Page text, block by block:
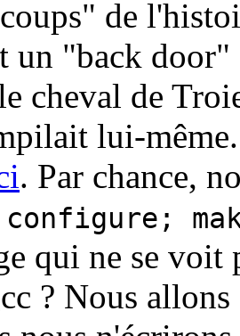
de
un "back
cheval de
lui-
. Par chance,
configure;
qui ne se
? Nous